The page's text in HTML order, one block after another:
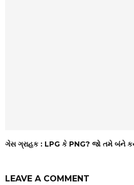
ગેસ ગ્રાહક : LPG કે PNG? જો તમે બંને
LEAVE A COMMENT